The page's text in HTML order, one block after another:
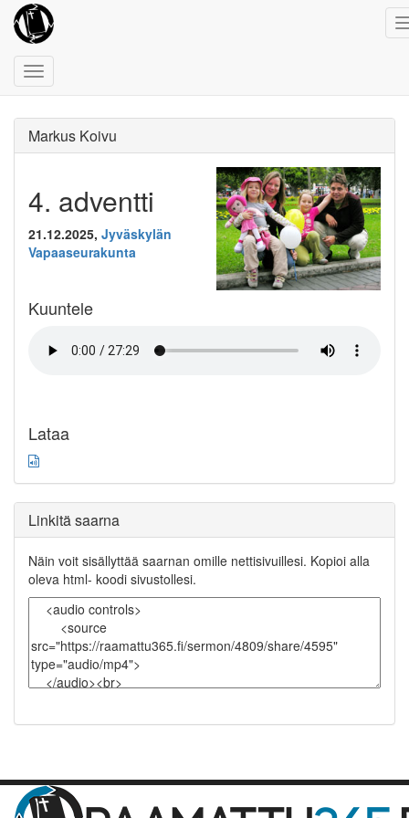
Toggle
navigation
Markus Koivu
4. adventti
21.12.2025, Jyväskylän
Vapaaseurakunta
Kuuntele
Lataa
Linkitä saarna
Näin voit sisällyttää saarnan omille nettisivuillesi. Kopioi alla
oleva html- koodi sivustollesi.